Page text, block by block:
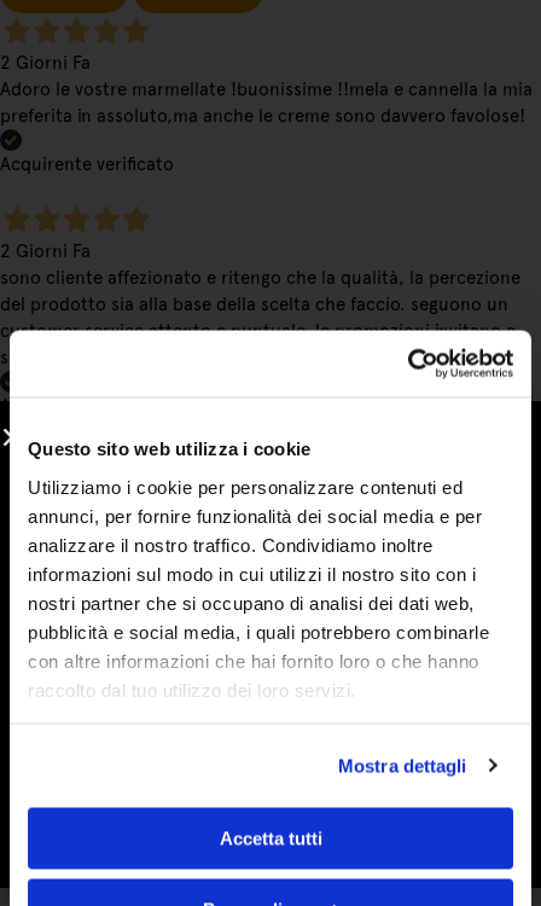
Questo sito web utilizza i cookie
Utilizziamo i cookie per personalizzare contenuti ed
annunci, per fornire funzionalità dei social media e per
analizzare il nostro traffico. Condividiamo inoltre
informazioni sul modo in cui utilizzi il nostro sito con i
nostri partner che si occupano di analisi dei dati web,
pubblicità e social media, i quali potrebbero combinarle
con altre informazioni che hai fornito loro o che hanno
raccolto dal tuo utilizzo dei loro servizi.
Mostra dettagli
Accetta tutti
2 Giorni Fa
Adoro le vostre marmellate !buonissime !!mela e cannella la mia
preferita in assoluto,ma anche le creme sono davvero favolose!
Acquirente verificato
2 Giorni Fa
sono cliente affezionato e ritengo che la qualità, la percezione
del prodotto sia alla base della scelta che faccio. seguono un
customer service attento e puntuale. le promozioni invitano e
sono efficaci nel fidelizzare il cliente. continuate così
Acquirente verificato
4 Giorni Fa
Ho conosciuto le marmellate Stringhetto a una fiera con
bancarelle e non le ho più lasciate. Vera frutta e una consistenza
deliziosa. Le mie preferite sono arancia, visciole e fragola, ma
volendo si può osare di più con una vasta gamma di gusti.
Acquirente verificato
Ho acquistato di nuovo marmellate e sono strepitose. Condivido
Spedizione perfetta.
Acquirente verificato